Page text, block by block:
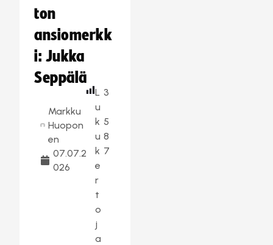
ton
ansiomerkk
i: Jukka
Seppälä
Markku
Huopon
en
07.07.2
026
L
u
k
u
k
e
r
t
o
j
a
3
5
8
7